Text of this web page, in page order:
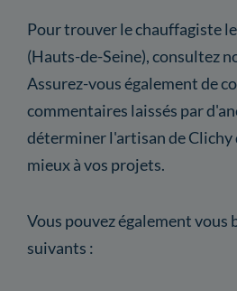
Pour trouver le chauffagiste
(Hauts-de-Seine), consultez
Assurez-vous également de
commentaires laissés par
déterminer l'artisan de Clichy
mieux à vos projets.
Vous pouvez également vous
suivants :